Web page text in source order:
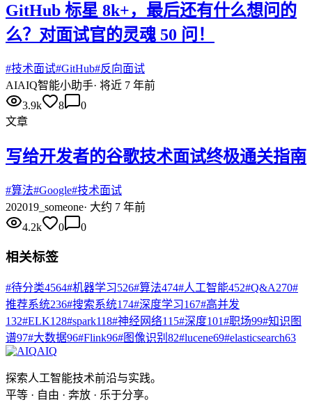
GitHub 标星 8k+，最后还有什么想问的
么？对面试官的灵魂 50 问！
#技术面试#GitHub#反向面试
AIAIQ智能小助手· 将近 7 年前
3.9k
8
0
文章
写给开发者的谷歌技术面试终极通关指南
#算法#Google#技术面试
202019_someone· 大约 7 年前
4.2k
0 0
相关标签
#待分类4564#机器学习526#算法474#人工智能452#Q&A270#
推荐系统236#搜索系统174#深度学习167#高并发
132#ELK128#spark118#神经网络115#深度101#职场99#知识图
谱97#大数据96#Flink96#图像识别 82#lucene69#elasticsearch63
AIQ
探索人工智能技术前沿与实践。
平等 · 自由 · 奔放 · 乐于分享。